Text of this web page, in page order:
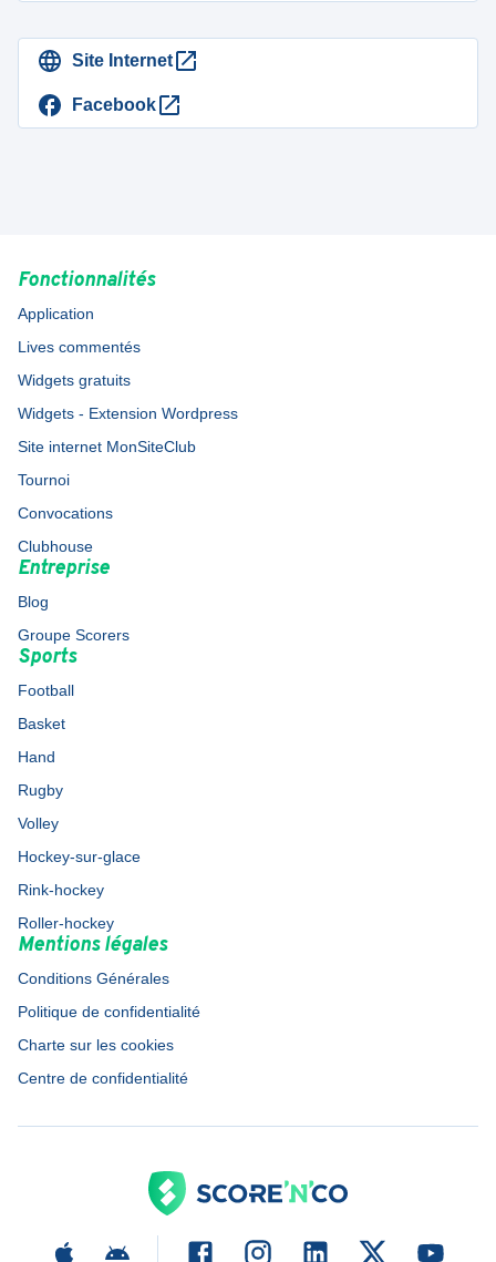
Site Internet
Facebook
Fonctionnalités
Application
Lives commentés
Widgets gratuits
Widgets - Extension Wordpress
Site internet MonSiteClub
Tournoi
Convocations
Clubhouse
Entreprise
Blog
Groupe Scorers
Sports
Football
Basket
Hand
Rugby
Volley
Hockey-sur-glace
Rink-hockey
Roller-hockey
Mentions légales
Conditions Générales
Politique de confidentialité
Charte sur les cookies
Centre de confidentialité